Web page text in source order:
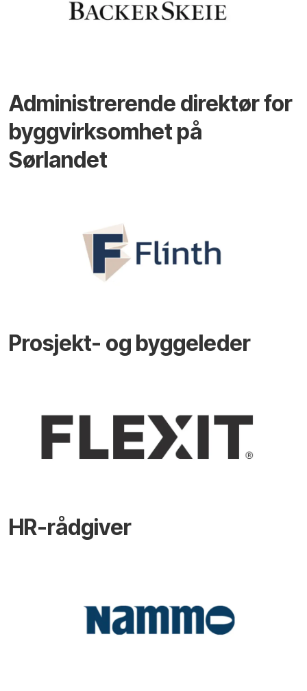
Administrerende direktør for
byggvirksomhet på
Sørlandet
Prosjekt- og byggeleder
HR-rådgiver